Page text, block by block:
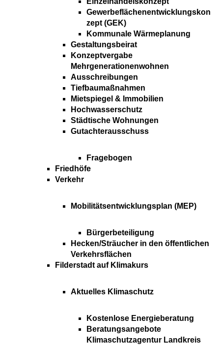
Gewerbeflächenentwicklungskon
zept (GEK)
Kommunale Wärmeplanung
Gestaltungsbeirat
Konzeptvergabe
Mehrgenerationenwohnen
Ausschreibungen
Tiefbaumaßnahmen
Mietspiegel & Immobilien
Hochwasserschutz
Städtische Wohnungen
Gutachterausschuss
Fragebogen
Friedhöfe
Verkehr
Mobilitätsentwicklungsplan (MEP)
Bürgerbeteiligung
Hecken/Sträucher in den öffentlichen
Verkehrsflächen
Filderstadt auf Klimakurs
Aktuelles Klimaschutz
Kostenlose Energieberatung
Beratungsangebote
Klimaschutzagentur Landkreis